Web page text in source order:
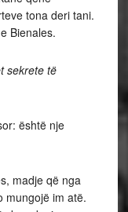
tona deri tani.
Bienales.
sekrete të
është nje
madje që nga
mungojë im atë.